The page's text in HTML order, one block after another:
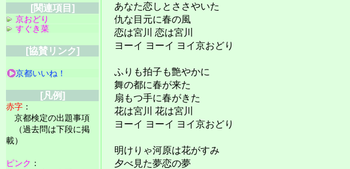
あなた恋しとささやいた
仇な目元に春の風
恋は宮川 恋は宮川
ヨーイ ヨーイ ヨイ京おどり
ふりも拍子も艶やかに
舞の都に春が来た
扇もつ手に春がきた
花は宮川 花は宮川
ヨーイ ヨーイ ヨイ京おどり
明けりゃ河原は花がすみ
夕べ見た夢恋の夢
[関連項目]
京おどり
すぐき菜
[協賛リンク]
京都いいね！
[凡例]
赤字 ：
京都検定の出題事項
（過去問は下段に掲
載）
ピンク ：